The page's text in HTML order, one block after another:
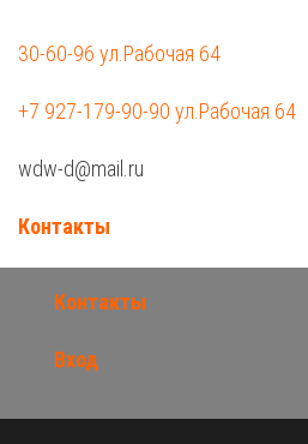
30-60-96 ул.Рабочая 64
+7 927-179-90-90 ул.Рабочая 64
wdw-d@mail.ru
Контакты
Контакты
Вход